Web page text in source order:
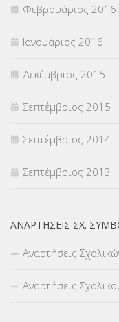
Φεβρουάριος 2016
Ιανουάριος 2016
Δεκέμβριος 2015
Σεπτέμβριος 2015
Σεπτέμβριος 2014
Σεπτέμβριος 2013
ΑΝΑΡΤΉΣΕΙΣ ΣΧ.
Αναρτήσεις
Αναρτήσεις